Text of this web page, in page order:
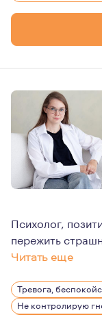
Психолог,
пережить
Читать еще
Мне кажется
Тревога,
Не контролирую